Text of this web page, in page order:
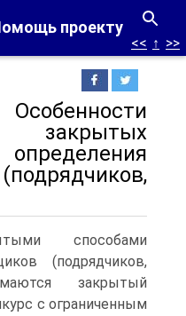
проекту
<< ↑ >>
закрытых
способами
(подрядчиков,
закрытый
с ограниченным